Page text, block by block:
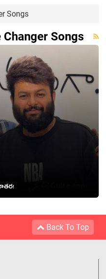
Songs
Changer Songs
Back To Top